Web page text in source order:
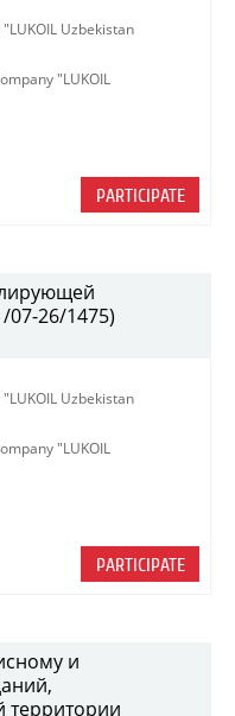
Uzbekistan
"LUKOIL
PARTICIPATE
07-26/1475)
Uzbekistan
"LUKOIL
PARTICIPATE
и